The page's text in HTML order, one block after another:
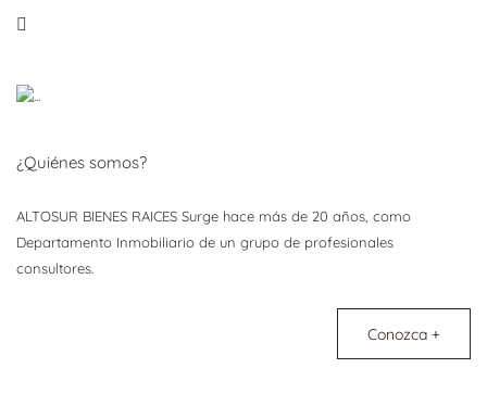
¿Quiénes somos?
ALTOSUR BIENES RAICES Surge hace más de 20 años, como
Departamento Inmobiliario de un grupo de profesionales
consultores.
Conozca +